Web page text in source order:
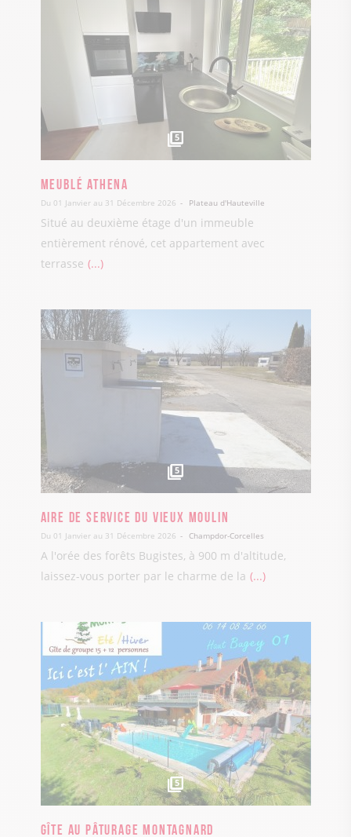
5
Meublé Athena
Du 01 Janvier au 31 Décembre 2026 Plateau d'Hauteville
Situé au deuxième étage d'un immeuble
entièrement rénové, cet appartement avec
terrasse ...
5
Aire de service du vieux Moulin
Du 01 Janvier au 31 Décembre 2026 Champdor-Corcelles
A l'orée des forêts Bugistes, à 900 m d'altitude,
laissez-vous porter par le charme de la ...
5
Gîte Au Pâturage Montagnard